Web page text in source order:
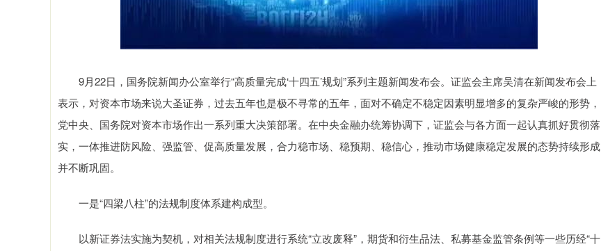
9月22日，国务院新闻办公室举行“高质量完成‘十四五’规划”系列主题新闻发布会。证监会主席吴清在新闻发布会上
表示，对资本市场来说大圣证券，过去五年也是极不寻常的五年，面对不确定不稳定因素明显增多的复杂严峻的形势，
党中央、国务院对资本市场作出一系列重大决策部署。在中央金融办统筹协调下，证监会与各方面一起认真抓好贯彻落
实，一体推进防风险、强监管、促高质量发展，合力稳市场、稳预期、稳信心，推动市场健康稳定发展的态势持续形成
并不断巩固。
一是“四梁八柱”的法规制度体系建构成型。
以新证券法实施为契机，对相关法规制度进行系统“立改废释”，期货和衍生品法、私募基金监管条例等一些历经“十
-0.24%